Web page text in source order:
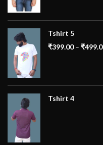
Tshirt 5
₹399.00– ₹
Tshirt 4